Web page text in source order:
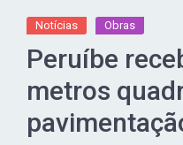
Notícias Obras
Peruíbe
metros